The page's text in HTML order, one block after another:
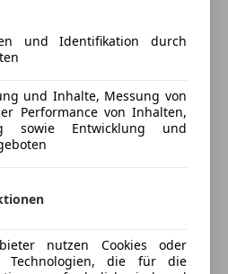
einwandfreien Zustand.
in der Mercedes
10/2025 durchgeführt
(Yokohama) 255 vorne 285
und Identifikation durch
und Inhalte, Messung von
Performance von Inhalten,
sowie Entwicklung und
nutzen Cookies oder
Technologien, die für die